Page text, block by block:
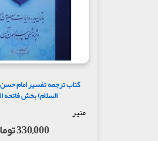
کتاب ترجمه تفسیر امام
السلام) بخش فاتحه
منیر
330,000 تومان